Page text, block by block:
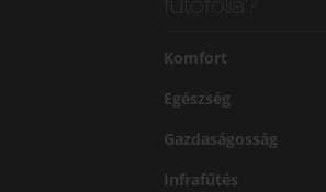
Komfort
Egészség
Gazdaságosság
Infrafűtés